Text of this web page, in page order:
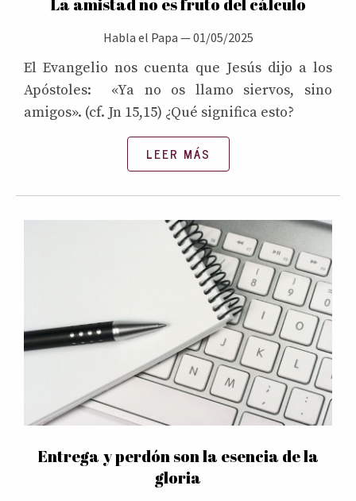
La amistad no es fruto del cálculo
Habla el Papa —01/05/2025
El Evangelio nos cuenta que Jesús dijo a los
Apóstoles: «Ya no os llamo siervos, sino
amigos». (cf. Jn 15,15) ¿Qué significa esto?
LEER MÁS
Entrega y perdón son la esencia de la
gloria